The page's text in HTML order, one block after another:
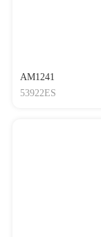
AM1241
53922ES